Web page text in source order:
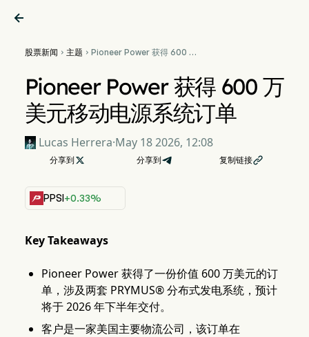

股票新闻  主题  Pioneer Power 获得 600 万
Pioneer Power 获得 600 万
美元移动电源系统订单
Lucas Herrera·May 18 2026, 12:08
分享到  分享到 复制链接
PPSI+0.33%
Key Takeaways
Pioneer Power 获得了一份价值 600 万美元的订
单，涉及两套 PRYMUS® 分布式发电系统，预计
将于 2026 年下半年交付。
客户是一家美国主要物流公司，该订单在